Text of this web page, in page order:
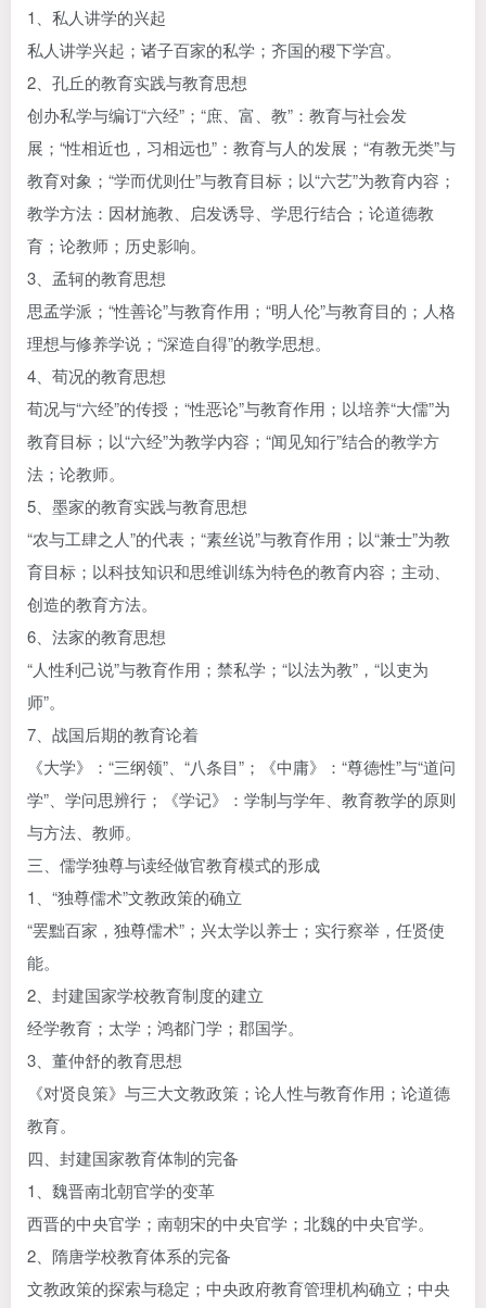
1、私人讲学的兴起
私人讲学兴起；诸子百家的私学；齐国的稷下学宫。
2、孔丘的教育实践与教育思想
创办私学与编订“六经”；“庶、富、教”：教育与社会发
展；“性相近也，习相远也”：教育与人的发展；“有教无类”与
教育对象；“学而优则仕”与教育目标；以“六艺”为教育内容；
教学方法：因材施教、启发诱导、学思行结合；论道德教
育；论教师；历史影响。
3、孟轲的教育思想
思孟学派；“性善论”与教育作用；“明人伦”与教育目的；人格
理想与修养学说；“深造自得”的教学思想。
4、荀况的教育思想
荀况与“六经”的传授；“性恶论”与教育作用；以培养“大儒”为
教育目标；以“六经”为教学内容；“闻见知行”结合的教学方
法；论教师。
5、墨家的教育实践与教育思想
“农与工肆之人”的代表；“素丝说”与教育作用；以“兼士”为教
育目标；以科技知识和思维训练为特色的教育内容；主动、
创造的教育方法。
6、法家的教育思想
“人性利己说”与教育作用；禁私学；“以法为教”，“以吏为
师”。
7、战国后期的教育论着
《大学》：“三纲领”、“八条目”；《中庸》：“尊德性”与“道问
学”、学问思辨行；《学记》：学制与学年、教育教学的原则
与方法、教师。
三、儒学独尊与读经做官教育模式的形成
1、“独尊儒术”文教政策的确立
“罢黜百家，独尊儒术”；兴太学以养士；实行察举，任贤使
能。
2、封建国家学校教育制度的建立
经学教育；太学；鸿都门学；郡国学。
3、董仲舒的教育思想
《对贤良策》与三大文教政策；论人性与教育作用；论道德
教育。
四、封建国家教育体制的完备
1、魏晋南北朝官学的变革
西晋的中央官学；南朝宋的中央官学；北魏的中央官学。
2、隋唐学校教育体系的完备
文教政策的探索与稳定；中央政府教育管理机构确立；中央